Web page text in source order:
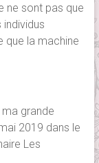
ne sont pas que
que la machine
grande
2019 dans le
Les